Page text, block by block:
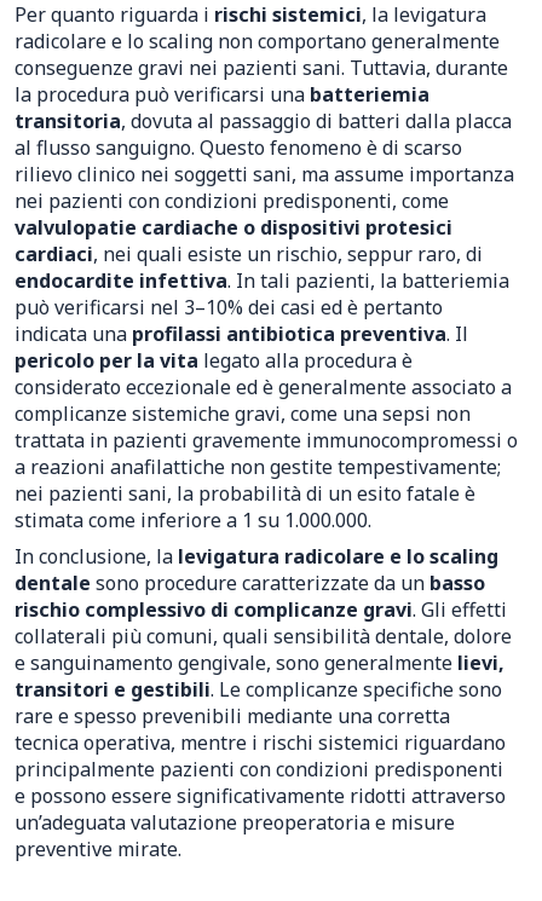
Per quanto riguarda i rischi sistemici, la levigatura
radicolare e lo scaling non comportano generalmente
conseguenze gravi nei pazienti sani. Tuttavia, durante
la procedura può verificarsi una batteriemia
transitoria, dovuta al passaggio di batteri dalla placca
al flusso sanguigno. Questo fenomeno è di scarso
rilievo clinico nei soggetti sani, ma assume importanza
nei pazienti con condizioni predisponenti, come
valvulopatie cardiache o dispositivi protesici
cardiaci, nei quali esiste un rischio, seppur raro, di
endocardite infettiva. In tali pazienti, la batteriemia
può verificarsi nel 3–10% dei casi ed è pertanto
indicata una profilassi antibiotica preventiva. Il
pericolo per la vita legato alla procedura è
considerato eccezionale ed è generalmente associato a
complicanze sistemiche gravi, come una sepsi non
trattata in pazienti gravemente immunocompromessi o
a reazioni anafilattiche non gestite tempestivamente;
nei pazienti sani, la probabilità di un esito fatale è
stimata come inferiore a 1 su 1.000.000.
In conclusione, la levigatura radicolare e lo scaling
dentale sono procedure caratterizzate da un basso
rischio complessivo di complicanze gravi. Gli effetti
collaterali più comuni, quali sensibilità dentale, dolore
e sanguinamento gengivale, sono generalmente lievi,
transitori e gestibili. Le complicanze specifiche sono
rare e spesso prevenibili mediante una corretta
tecnica operativa, mentre i rischi sistemici riguardano
principalmente pazienti con condizioni predisponenti
e possono essere significativamente ridotti attraverso
un’adeguata valutazione preoperatoria e misure
preventive mirate.